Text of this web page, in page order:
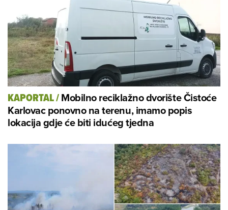
KAPORTAL/Mobilno reciklažno dvorište Čistoće
Karlovac ponovno na terenu, imamo popis
lokacija gdje će biti idućeg tjedna